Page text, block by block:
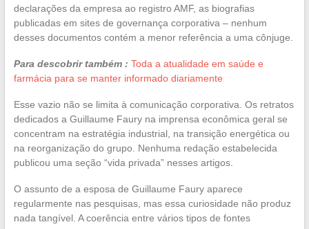
declarações da empresa ao registro AMF, as biografias
publicadas em sites de governança corporativa – nenhum
desses documentos contém a menor referência a uma cônjuge.
Para descobrir também : Toda a atualidade em saúde e
farmácia para se manter informado diariamente
Esse vazio não se limita à comunicação corporativa. Os retratos
dedicados a Guillaume Faury na imprensa econômica geral se
concentram na estratégia industrial, na transição energética ou
na reorganização do grupo. Nenhuma redação estabelecida
publicou uma seção “vida privada” nesses artigos.
O assunto de a esposa de Guillaume Faury aparece
regularmente nas pesquisas, mas essa curiosidade não produz
nada tangível. A coerência entre vários tipos de fontes